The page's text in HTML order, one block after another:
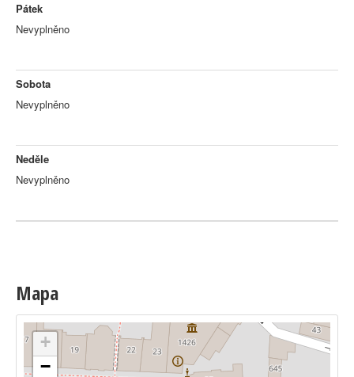
Pátek
Nevyplněno
Sobota
Nevyplněno
Neděle
Nevyplněno
Mapa
+
−